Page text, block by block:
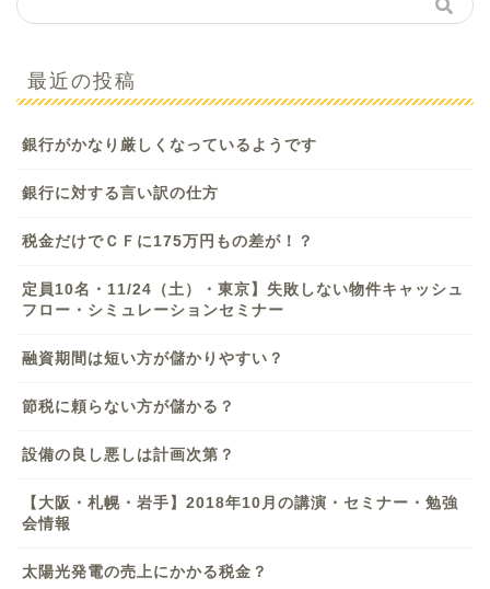
最近の投稿
銀行がかなり厳しくなっているようです
銀行に対する言い訳の仕方
税金だけでＣＦに175万円もの差が！？
定員10名・11/24（土）・東京】失敗しない物件キャッシュ
フロー・シミュレーションセミナー
融資期間は短い方が儲かりやすい？
節税に頼らない方が儲かる？
設備の良し悪しは計画次第？
【大阪・札幌・岩手】2018年10月の講演・セミナー・勉強
会情報
太陽光発電の売上にかかる税金？